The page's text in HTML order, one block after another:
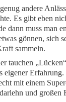
andere
Es gibt eben
dann muss man
gönnen, sich
sammeln.
tauchen
eigener
mit einem
und großen